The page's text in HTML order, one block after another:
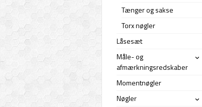
Tænger og sakse
Torx nøgler
Låsesæt
Måle- og
afmærkningsredskaber
›
Momentnøgler
Nøgler
›